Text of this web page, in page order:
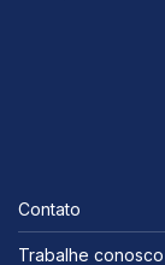
Contato
Trabalhe conosco